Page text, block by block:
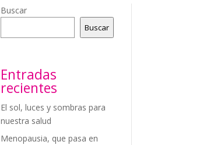
Buscar
Buscar
Entradas
recientes
El sol, luces y sombras para
nuestra salud
Menopausia, que pasa en